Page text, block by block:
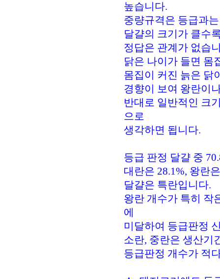
높습니다.
중량규격은 등급과
달걀의 크기가 클수
정답은 관계가 없습
닭은 나이가 들면 몸
몸집이 커진 늙은 닭
경향이 보여 왕란이
반대로 일반적인 크
으로
생각하면 됩니다.
등급 판정 달걀 중
대란은 28.1%, 왕란
달걀은 특란입니다.
왕란 개수가 특히 작
에
미달하여 등급판정
소란, 중란은 생산기
등급판정 개수가 적